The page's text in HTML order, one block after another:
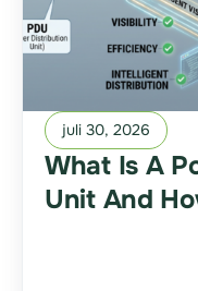
juli 30, 2026
What Is A
Unit And